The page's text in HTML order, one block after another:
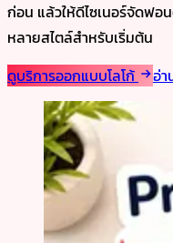
ก่อน แล้วให้ดีไซเนอร์จัดฟ
หลายสไตล์สำหรับเริ่มต้น
ดูบริการออกแบบโลโก้
อ่า